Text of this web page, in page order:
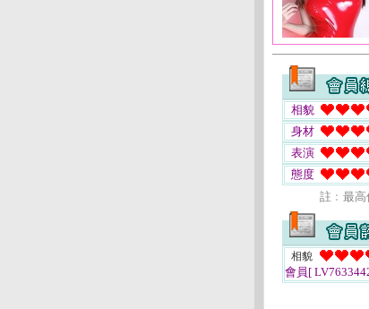
相貌
身材
表演
態度
註﹕最高
相貌
會員[